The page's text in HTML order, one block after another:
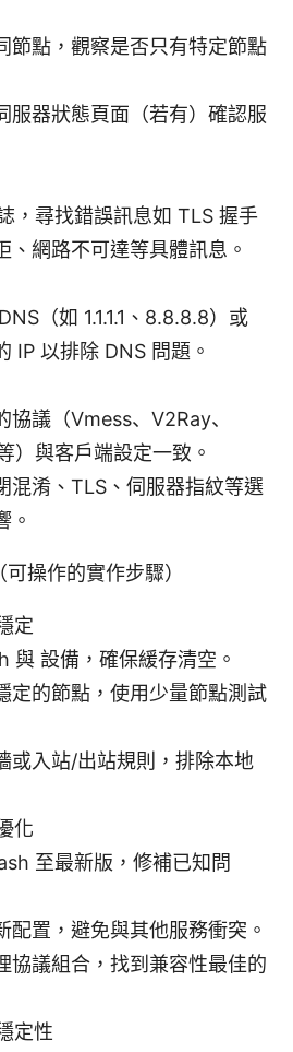
節點，觀察是否只有特定節點
服器狀態頁面（若有）確認服
，尋找錯誤訊息如 TLS 握手
、網路不可達等具體訊息。
（如 1.1.1.1、8.8.8.8）或
IP 以排除 DNS 問題。
協議（Vmess、V2Ray、
）與客戶端設定一致。
混淆、TLS、伺服器指紋等選
。
操作的實作步驟）
定
與 設備，確保緩存清空。
定的節點，使用少量節點測試
或入站/出站規則，排除本地
化
至最新版，修補已知問
配置，避免與其他服務衝突。
協議組合，找到兼容性最佳的
定性